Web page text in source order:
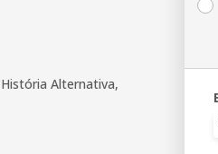
Alternativa,